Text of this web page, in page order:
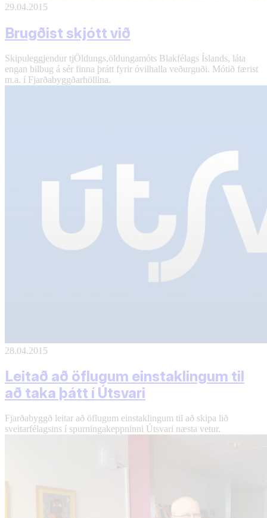
29.04.2015
Brugðist skjótt við
Skipuleggjendur tjÖldungs,öldungamóts Blakfélags Íslands, láta
engan bilbug á sér finna þrátt fyrir óvilhalla veðurguði. Mótið færist
m.a. í Fjarðabyggðarhöllina.
28.04.2015
Leitað að öflugum einstaklingum til
að taka þátt í Útsvari
Fjarðabyggð leitar að öflugum einstaklingum til að skipa lið
sveitarfélagsins í spurningakeppninni Útsvari næsta vetur.